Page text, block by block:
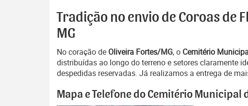
Tradição no envio de Coroas de
MG
No coração de Oliveira Fortes/MG, o Cemitério
distribuídas ao longo do terreno e setores claramente
despedidas reservadas. Já realizamos a entrega de
Mapa e Telefone do Cemitério Municipal